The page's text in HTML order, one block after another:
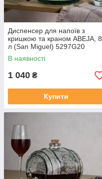
Диспенсер для напоїв з
кришкою та краном ABEJA, 8
л (San Miguel) 5297G20
В наявності
1 040 ₴
Купити